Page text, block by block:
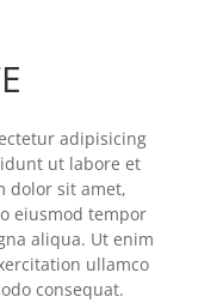
adipisicing
ut labore et
dolor sit amet,
eiusmod tempor
aliqua. Ut enim
ullamco
consequat.